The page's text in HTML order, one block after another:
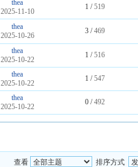
thea
2025-11-10
1 /519
thea
2025-10-26
3 /469
thea
2025-10-22
1 /516
thea
2025-10-22
1 /547
thea
2025-10-22
0 /492
查看 排序方式